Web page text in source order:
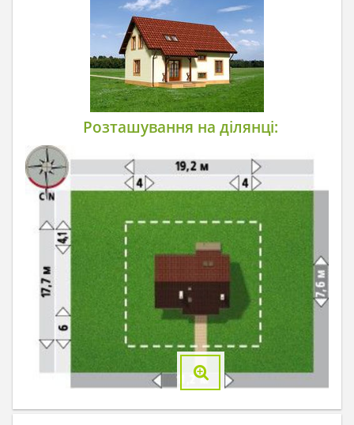
Розташування на ділянці: